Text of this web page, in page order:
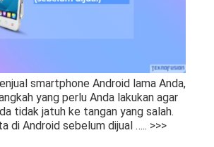
smartphone Android lama Anda,
yang perlu Anda lakukan agar
tidak jatuh ke tangan yang salah.
di Android sebelum dijual ….. >>>